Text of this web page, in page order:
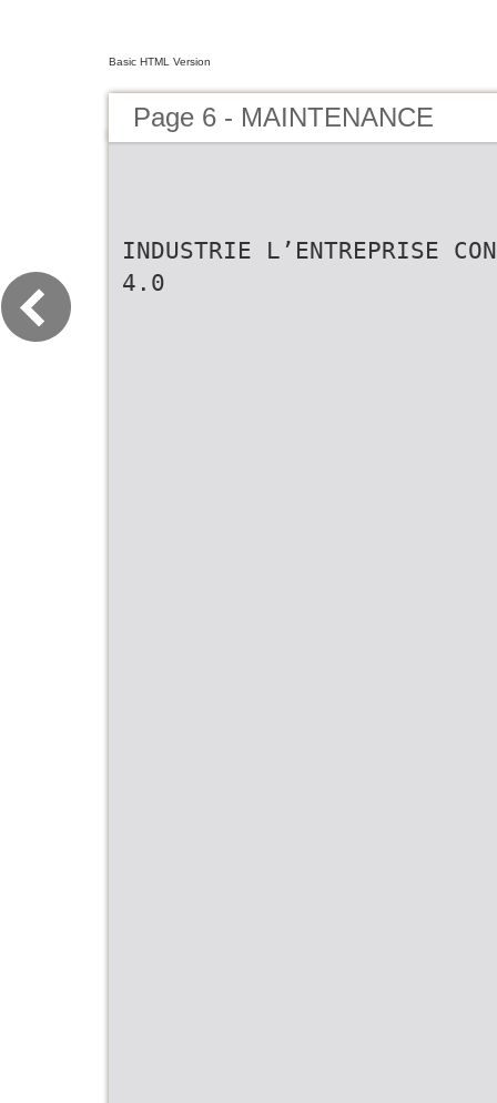
Basic HTML Version
Page 6 - MAINTENANCE
INDUSTRIE L’ENTREPRISE
4.0